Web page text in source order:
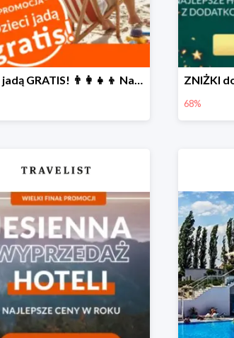
Dzieci jadą GRATIS! 👨‍👩‍👧‍👦 Największa PROMOCJA dla rodzin na Travelist.pl
68%